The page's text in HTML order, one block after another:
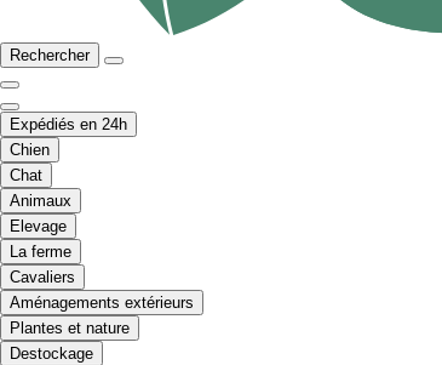
Rechercher
Expédiés en 24h
Chien
Chat
Animaux
Elevage
La ferme
Cavaliers
Aménagements extérieurs
Plantes et nature
Destockage